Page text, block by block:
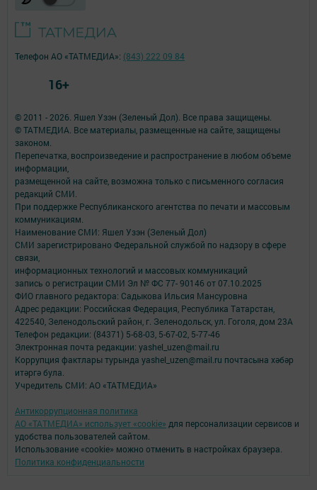
© 2011 - 2026. Яшел Узэн (Зеленый Дол). Все права защищены.
© ТАТМЕДИА. Все материалы, размещенные на сайте, защищены
законом.
Перепечатка, воспроизведение и распространение в любом объеме
информации,
размещенной на сайте, возможна только с письменного согласия
редакций СМИ.
При поддержке Республиканского агентства по печати и массовым
коммуникациям.
Наименование СМИ: Яшел Узэн (Зеленый Дол)
СМИ зарегистрировано Федеральной службой по надзору в сфере
связи,
информационных технологий и массовых коммуникаций
запись о регистрации СМИ Эл № ФС 77- 90146 от 07.10.2025
ФИО главного редактора: Садыкова Ильсия Мансуровна
Адрес редакции: Российская Федерация, Республика Татарстан,
422540, Зеленодольский район, г. Зеленодольск, ул. Гоголя, дом 23А
Телефон редакции: (84371) 5-68-03, 5-67-02, 5-77-46
Электронная почта редакции: yashel_uzen@mail.ru
Коррупция фактлары турында yashel_uzen@mail.ru почтасына хәбәр
итәргә була.
Учредитель СМИ: АО «ТАТМЕДИА»
Антикоррупционная политика
АО «ТАТМЕДИА» использует «cookie» для персонализации сервисов и
удобства пользователей сайтом.
Использование «cookie» можно отменить в настройках браузера.
Политика конфиденциальности
Телефон АО «ТАТМЕДИА»: (843) 222 09 84
16+